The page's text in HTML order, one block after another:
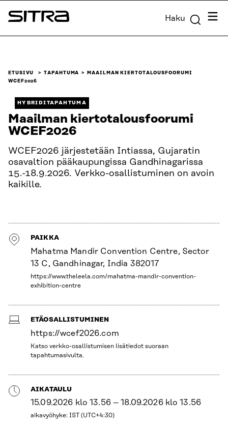
Siirry
suoraan
Sitra Haku
ETUSIVU TAPAHTUMA
MAAILMAN KIERTOTALOUSFOORUMI
WCEF2026
HYBRIDITAPAHTUMA
Maailman kiertotalousfoorumi
WCEF2026
WCEF2026 järjestetään Intiassa, Gujaratin
osavaltion pääkaupungissa Gandhinagarissa
15.-18.9.2026. Verkko-osallistuminen on avoin
kaikille.
PAIKKA
Mahatma Mandir Convention Centre, Sector
13 C, Gandhinagar, India 382017
https://www.theleela.com/mahatma-mandir-convention-
exhibition-centre
ETÄOSALLISTUMINEN
https://wcef2026.com
Katso verkko-osallistumisen lisätiedot suoraan
tapahtumasivulta.
AIKATAULU
15.09.2026 klo 13.56 – 18.09.2026 klo 13.56
aikavyöhyke: IST (UTC+4:30)